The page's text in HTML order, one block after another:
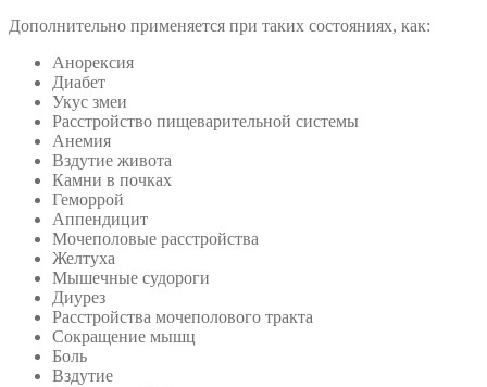
Дополнительно применяется при таких состояниях, как:
Анорексия
Диабет
Укус змеи
Расстройство пищеварительной системы
Анемия
Вздутие живота
Камни в почках
Геморрой
Аппендицит
Мочеполовые расстройства
Желтуха
Мышечные судороги
Диурез
Расстройства мочеполового тракта
Сокращение мышц
Боль
Вздутие